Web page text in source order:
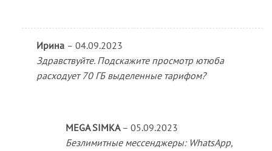
Ирина – 04.09.2023
Здравствуйте. Подскажите просмотр ютюба
расходует 70 ГБ выделенные тарифом?
MEGA SIMKA – 05.09.2023
Безлимитные мессенджеры: WhatsApp,